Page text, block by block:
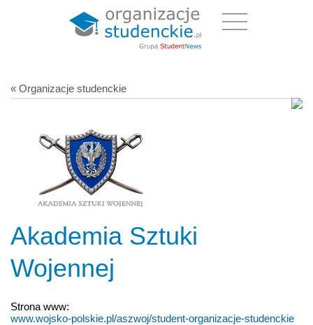
« Organizacje studenckie
Akademia Sztuki
Wojennej
Strona www:
www.wojsko-polskie.pl/aszwoj/student-organizacje-studenckie